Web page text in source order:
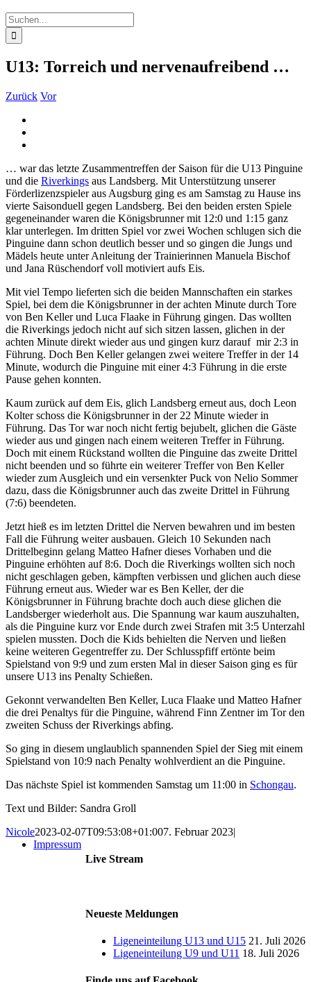
Suche
nach:
U13: Torreich und nervenaufreibend …
Zurück Vor
… war das letzte Zusammentreffen der Saison für die U13 Pinguine
und die Riverkings aus Landsberg. Mit Unterstützung unserer
Förderlizenzspieler aus Augsburg ging es am Samstag zu Hause ins
vierte Saisonduell gegen Landsberg. Bei den beiden ersten Spiele
gegeneinander waren die Königsbrunner mit 12:0 und 1:15 ganz
klar unterlegen. Im dritten Spiel vor zwei Wochen schlugen sich die
Pinguine dann schon deutlich besser und so gingen die Jungs und
Mädels heute unter Anleitung der Trainierinnen Manuela Bischof
und Jana Rüschendorf voll motiviert aufs Eis.
Mit viel Tempo lieferten sich die beiden Mannschaften ein starkes
Spiel, bei dem die Königsbrunner in der achten Minute durch Tore
von Ben Keller und Luca Flaake in Führung gingen. Das wollten
die Riverkings jedoch nicht auf sich sitzen lassen, glichen in der
achten Minute direkt wieder aus und gingen kurz darauf mir 2:3 in
Führung. Doch Ben Keller gelangen zwei weitere Treffer in der 14
Minute, wodurch die Pinguine mit einer 4:3 Führung in die erste
Pause gehen konnten.
Kaum zurück auf dem Eis, glich Landsberg erneut aus, doch Leon
Kolter schoss die Königsbrunner in der 22 Minute wieder in
Führung. Das Tor war noch nicht fertig bejubelt, glichen die Gäste
wieder aus und gingen nach einem weiteren Treffer in Führung.
Doch mit einem Rückstand wollten die Pinguine das zweite Drittel
nicht beenden und so führte ein weiterer Treffer von Ben Keller
wieder zum Ausgleich und ein versenkter Puck von Nelio Sommer
dazu, dass die Königsbrunner auch das zweite Drittel in Führung
(7:6) beendeten.
Jetzt hieß es im letzten Drittel die Nerven bewahren und im besten
Fall die Führung weiter ausbauen. Gleich 10 Sekunden nach
Drittelbeginn gelang Matteo Hafner dieses Vorhaben und die
Pinguine erhöhten auf 8:6. Doch die Riverkings wollten sich noch
nicht geschlagen geben, kämpften verbissen und glichen auch diese
Führung erneut aus. Wieder war es Ben Keller, der die
Königsbrunner in Führung brachte doch auch diese glichen die
Landsberger wiederholt aus. Die Spannung war kaum auszuhalten,
als die Pinguine kurz vor Ende durch zwei Strafen mit 3:5 Unterzahl
spielen mussten. Doch die Kids behielten die Nerven und ließen
keine weiteren Gegentreffer zu. Der Schlusspfiff ertönte beim
Spielstand von 9:9 und zum ersten Mal in dieser Saison ging es für
unsere U13 ins Penalty Schießen.
Gekonnt verwandelten Ben Keller, Luca Flaake und Matteo Hafner
die drei Penaltys für die Pinguine, während Finn Zentner im Tor den
zweiten Schuss der Riverkings abfing.
So ging in diesem unglaublich spannenden Spiel der Sieg mit einem
Spielstand von 10:9 nach Penalty wohlverdient an die Pinguine.
Das nächste Spiel ist kommenden Samstag um 11:00 in Schongau.
Text und Bilder: Sandra Groll
Nicole2023-02-07T09:53:08+01:007. Februar 2023|
Live Stream
Neueste Meldungen
Ligeneinteilung U13 und U15 21. Juli 2026
Ligeneinteilung U9 und U11 18. Juli 2026
Impressum